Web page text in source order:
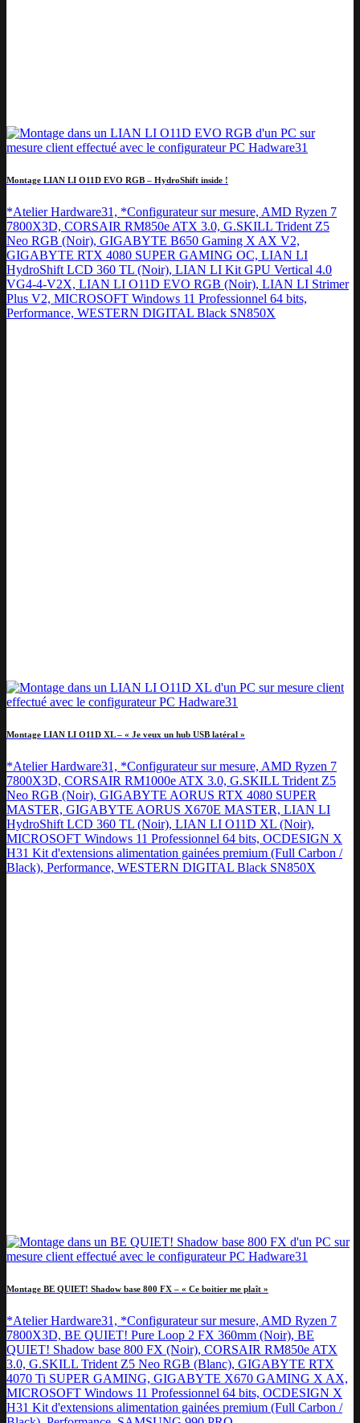
Montage LIAN LI O11D EVO RGB – HydroShift inside !
*Atelier Hardware31, *Configurateur sur mesure, AMD Ryzen 7
7800X3D, CORSAIR RM850e ATX 3.0, G.SKILL Trident Z5
Neo RGB (Noir), GIGABYTE B650 Gaming X AX V2,
GIGABYTE RTX 4080 SUPER GAMING OC, LIAN LI
HydroShift LCD 360 TL (Noir), LIAN LI Kit GPU Vertical 4.0
VG4-4-V2X, LIAN LI O11D EVO RGB (Noir), LIAN LI Strimer
Plus V2, MICROSOFT Windows 11 Professionnel 64 bits,
Performance, WESTERN DIGITAL Black SN850X
Montage LIAN LI O11D XL – « Je veux un hub USB latéral »
*Atelier Hardware31, *Configurateur sur mesure, AMD Ryzen 7
7800X3D, CORSAIR RM1000e ATX 3.0, G.SKILL Trident Z5
Neo RGB (Noir), GIGABYTE AORUS RTX 4080 SUPER
MASTER, GIGABYTE AORUS X670E MASTER, LIAN LI
HydroShift LCD 360 TL (Noir), LIAN LI O11D XL (Noir),
MICROSOFT Windows 11 Professionnel 64 bits, OCDESIGN X
H31 Kit d'extensions alimentation gainées premium (Full Carbon /
Black), Performance, WESTERN DIGITAL Black SN850X
Montage BE QUIET! Shadow base 800 FX – « Ce boitier me plaît »
*Atelier Hardware31, *Configurateur sur mesure, AMD Ryzen 7
7800X3D, BE QUIET! Pure Loop 2 FX 360mm (Noir), BE
QUIET! Shadow base 800 FX (Noir), CORSAIR RM850e ATX
3.0, G.SKILL Trident Z5 Neo RGB (Blanc), GIGABYTE RTX
4070 Ti SUPER GAMING, GIGABYTE X670 GAMING X AX,
MICROSOFT Windows 11 Professionnel 64 bits, OCDESIGN X
H31 Kit d'extensions alimentation gainées premium (Full Carbon /